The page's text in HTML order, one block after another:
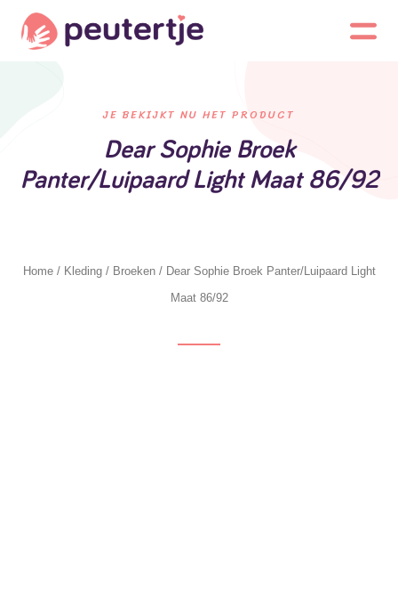
JE BEKIJKT NU HET PRODUCT
Dear Sophie Broek
Panter/Luipaard Light Maat 86/92
Home/ Kleding/ Broeken/ Dear Sophie Broek Panter/Luipaard Light
Maat 86/92